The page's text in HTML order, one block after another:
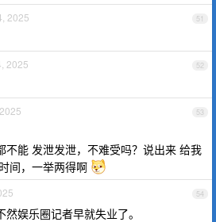
51
2025
52
2025
53
不能 发泄发泄，不难受吗？说出来 给我
间，一举两得啊
54
娱乐圈记者早就失业了。